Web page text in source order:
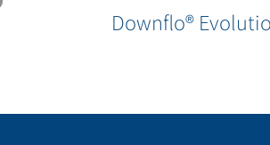
Downflo®